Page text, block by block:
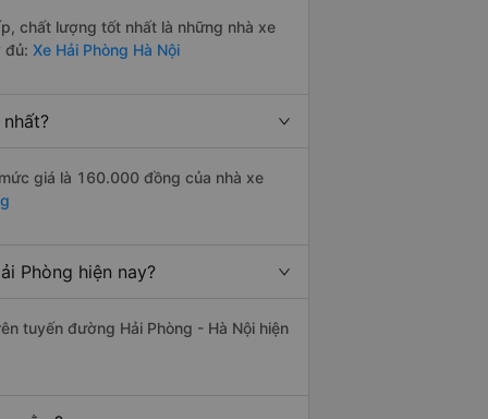
chất lượng tốt nhất là những nhà xe
đủ: Xe Hải Phòng Hà Nội
giá là 160.000 đồng của nhà xe
Phòng hiện nay?
tuyến đường Hải Phòng - Hà Nội hiện